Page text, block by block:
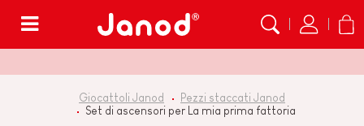
Giocattoli Janod
Pezzi staccati Janod
Set di ascensori per La mia prima fattoria